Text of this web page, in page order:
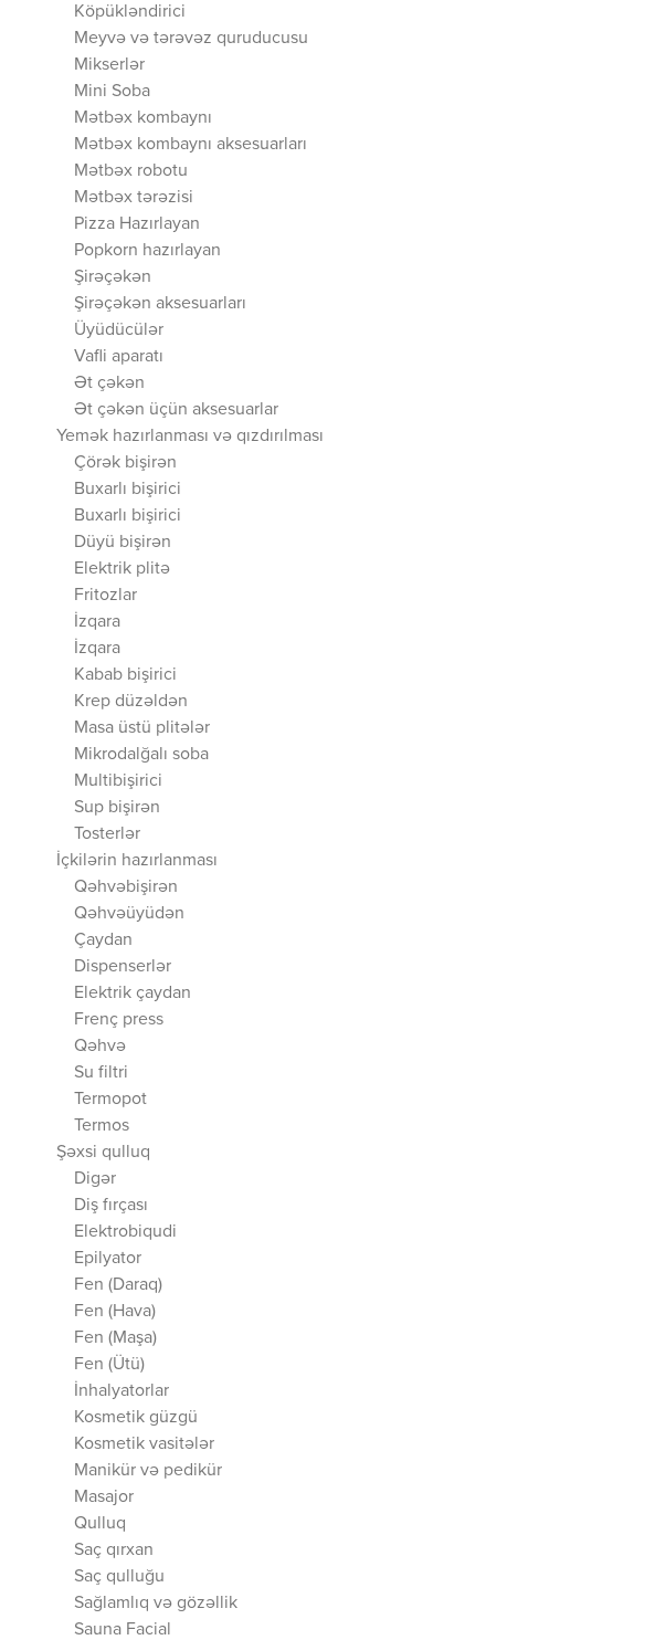
Köpükləndirici
Meyvə və tərəvəz quruducusu
Mikserlər
Mini Soba
Mətbəx kombaynı
Mətbəx kombaynı aksesuarları
Mətbəx robotu
Mətbəx tərəzisi
Pizza Hazırlayan
Popkorn hazırlayan
Şirəçəkən
Şirəçəkən aksesuarları
Üyüdücülər
Vafli aparatı
Ət çəkən
Ət çəkən üçün aksesuarlar
Yemək hazırlanması və qızdırılması
Çörək bişirən
Buxarlı bişirici
Buxarlı bişirici
Düyü bişirən
Elektrik plitə
Fritozlar
İzqara
İzqara
Kabab bişirici
Krep düzəldən
Masa üstü plitələr
Mikrodalğalı soba
Multibişirici
Sup bişirən
Tosterlər
İçkilərin hazırlanması
Qəhvəbişirən
Qəhvəüyüdən
Çaydan
Dispenserlər
Elektrik çaydan
Frenç press
Qəhvə
Su filtri
Termopot
Termos
Şəxsi qulluq
Digər
Diş fırçası
Elektrobiqudi
Epilyator
Fen (Daraq)
Fen (Hava)
Fen (Maşa)
Fen (Ütü)
İnhalyatorlar
Kosmetik güzgü
Kosmetik vasitələr
Manikür və pedikür
Masajor
Qulluq
Saç qırxan
Saç qulluğu
Sağlamlıq və gözəllik
Sauna Facial